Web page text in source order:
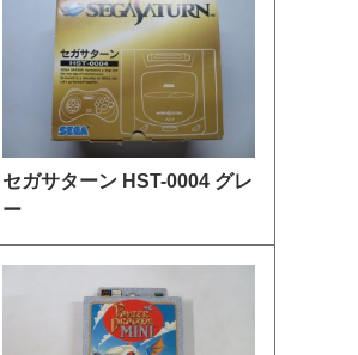
セガサターン HST-0004 グレ
ー